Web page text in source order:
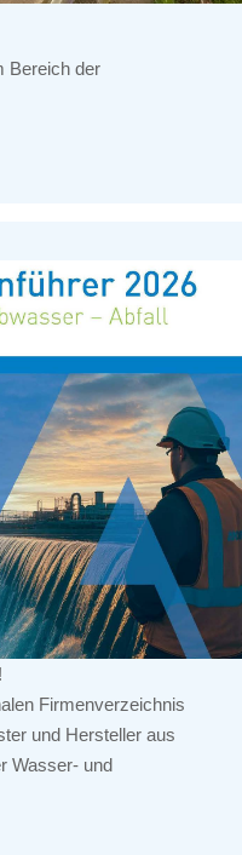
Bereich der
Firmenverzeichnis
und Hersteller aus
Wasser- und